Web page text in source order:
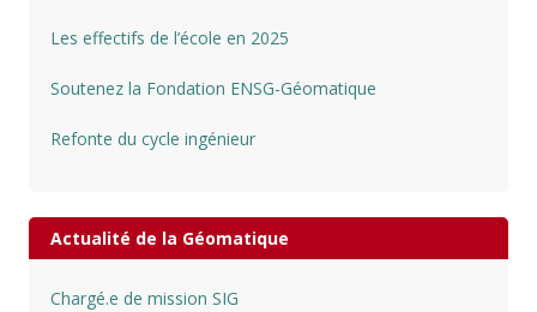
Les effectifs de l’école en 2025
Soutenez la Fondation ENSG-Géomatique
Refonte du cycle ingénieur
Actualité de la Géomatique
Chargé.e de mission SIG